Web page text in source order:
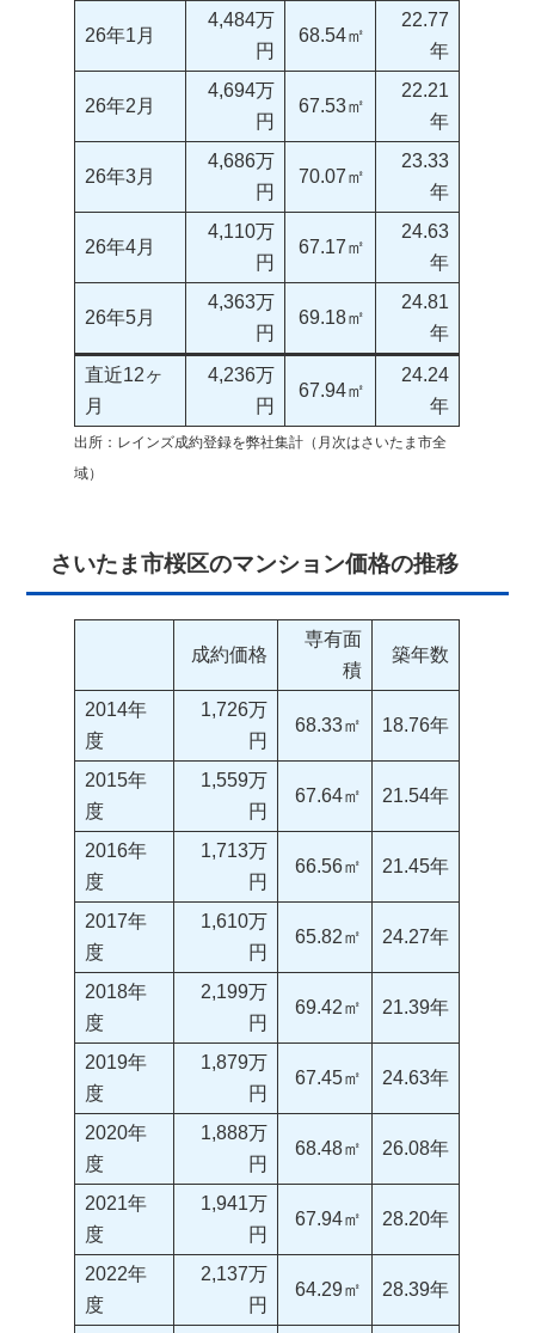
26年1月
4,484万
円
68.54㎡
22.77
年
26年2月
4,694万
円
67.53㎡
22.21
年
26年3月
4,686万
円
70.07㎡
23.33
年
26年4月
4,110万
円
67.17㎡
24.63
年
26年5月
4,363万
円
69.18㎡
24.81
年
直近12ヶ
月
4,236万
円
67.94㎡
24.24
年
出所：レインズ成約登録を弊社集計（月次はさいたま市全
域）
さいたま市桜区のマンション価格の推移
成約価格
専有面
積
築年数
2014年
度
1,726万
円
68.33㎡ 18.76年
2015年
度
1,559万
円
67.64㎡ 21.54年
2016年
度
1,713万
円
66.56㎡ 21.45年
2017年
度
1,610万
円
65.82㎡ 24.27年
2018年
度
2,199万
円
69.42㎡ 21.39年
2019年
度
1,879万
円
67.45㎡ 24.63年
2020年
度
1,888万
円
68.48㎡ 26.08年
2021年
度
1,941万
円
67.94㎡ 28.20年
2022年
度
2,137万
円
64.29㎡ 28.39年